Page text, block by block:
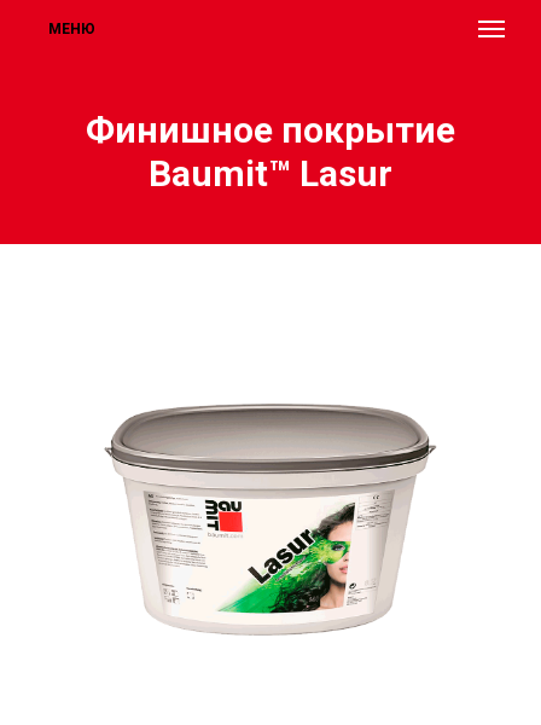
МЕНЮ
Финишное покрытие
Baumit™ Lasur